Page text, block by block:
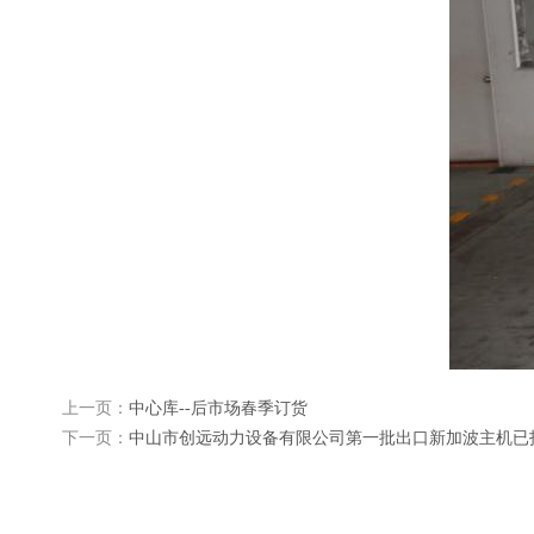
上一页： 中心库--后市场春季订货
下一页： 中山市创远动力设备有限公司第一批出口新加波主机已